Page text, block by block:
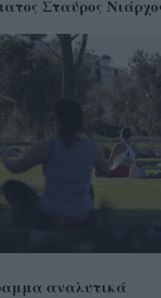
Σταύρος
αναλυτικά